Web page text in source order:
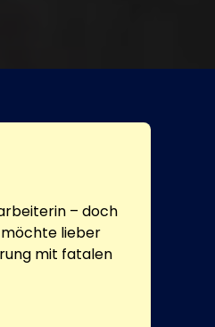
– doch
möchte lieber
mit fatalen